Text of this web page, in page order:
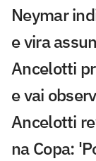
Neymar
e vira
Ancelotti
e vai
Ancelotti
na Copa: